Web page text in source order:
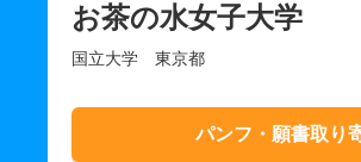
お茶の水女子大学
国立大学 東京都
パンフ・願書取り